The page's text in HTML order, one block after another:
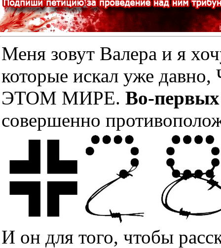
Меня зовут Валера и я
которые искал уже
ЭТОМ МИРЕ. Во-первых
совершенно
И он для того, чтобы